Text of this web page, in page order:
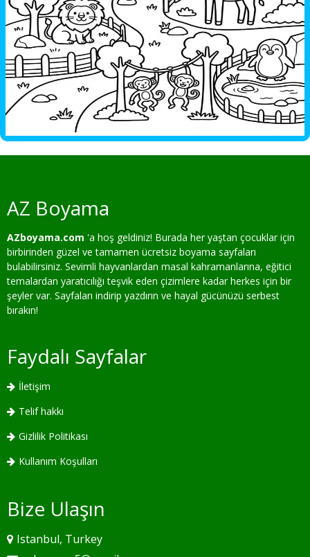
AZ Boyama
AZboyama.com 'a hoş geldiniz! Burada her yaştan çocuklar için
birbirinden güzel ve tamamen ücretsiz boyama sayfaları
bulabilirsiniz. Sevimli hayvanlardan masal kahramanlarına, eğitici
temalardan yaratıcılığı teşvik eden çizimlere kadar herkes için bir
şeyler var. Sayfaları indirip yazdırın ve hayal gücünüzü serbest
bırakın!
Faydalı Sayfalar
İletişim
Telif hakkı
Gizlilik Politikası
Kullanım Koşulları
Bize Ulaşın
Istanbul, Turkey